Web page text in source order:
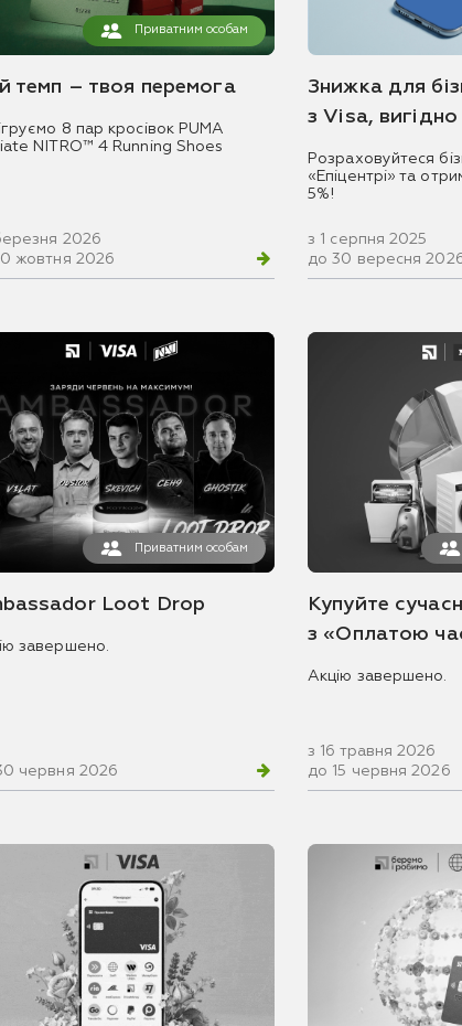
Приватним особам
темп – твоя перемога
8 пар кросівок PUMA
NITRO™ 4 Running Shoes
2026
жовтня 2026
Знижка для
з Visa, вигідно
Розраховуйтеся
«Епіцентрі» та
5%!
з 1 серпня 2025
до 30 вересня
Приватним особам
Loot Drop
завершено.
червня 2026
Купуйте
з «Оплатою
Акцію завершено.
з 16 травня 2026
до 15 червня 2026